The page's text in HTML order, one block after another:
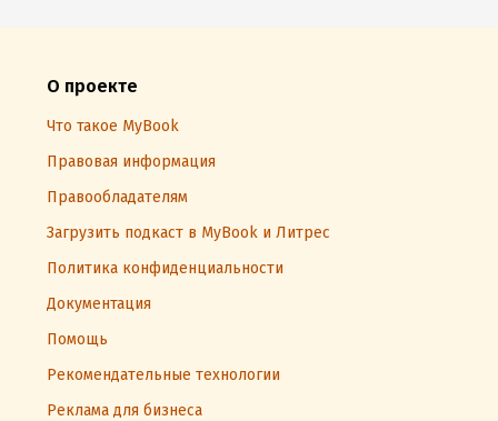
О проекте
Что такое MyBook
Правовая информация
Правообладателям
Загрузить подкаст в MyBook и Литрес
Политика конфиденциальности
Документация
Помощь
Рекомендательные технологии
Реклама для бизнеса